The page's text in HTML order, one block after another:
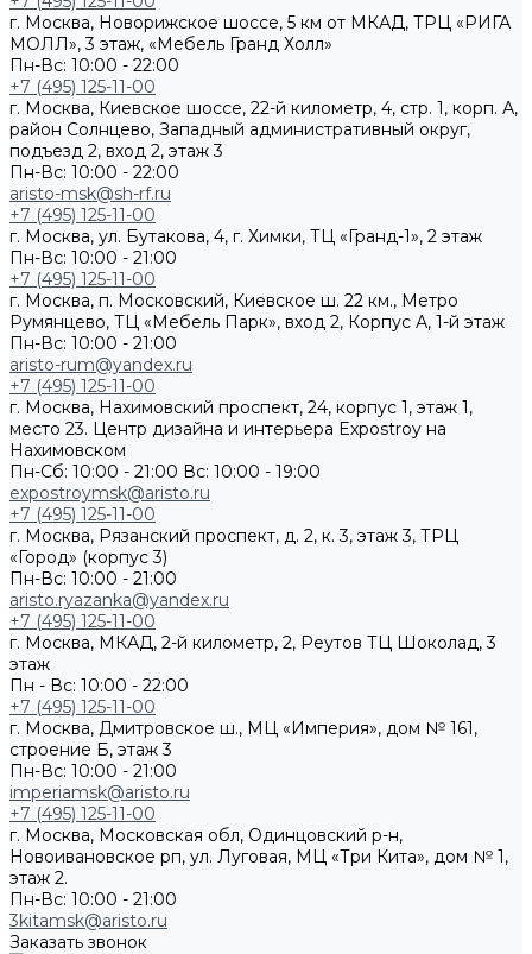
г. Москва, Новорижское шоссе, 5 км от МКАД, ТРЦ «РИГА
МОЛЛ», 3 этаж, «Мебель Гранд Холл»
Пн-Вс: 10:00 - 22:00
+7 (495) 125-11-00
г. Москва, Киевское шоссе, 22-й километр, 4, стр. 1, корп. А,
район Солнцево, Западный административный округ,
подъезд 2, вход 2, этаж 3
Пн-Вс: 10:00 - 22:00
aristo-msk@sh-rf.ru
+7 (495) 125-11-00
г. Москва, ул. Бутакова, 4, г. Химки, ТЦ «Гранд-1», 2 этаж
Пн-Вс: 10:00 - 21:00
+7 (495) 125-11-00
г. Москва, п. Московский, Киевское ш. 22 км., Метро
Румянцево, ТЦ «Мебель Парк», вход 2, Корпус А, 1-й этаж
Пн-Вс: 10:00 - 21:00
aristo-rum@yandex.ru
+7 (495) 125-11-00
г. Москва, Нахимовский проспект, 24, корпус 1, этаж 1,
место 23. Центр дизайна и интерьера Expostroy на
Нахимовском
Пн-Сб: 10:00 - 21:00 Вс: 10:00 - 19:00
expostroymsk@aristo.ru
+7 (495) 125-11-00
г. Москва, Рязанский проспект, д. 2, к. 3, этаж 3, ТРЦ
«Город» (корпус 3)
Пн-Вс: 10:00 - 21:00
aristo.ryazanka@yandex.ru
+7 (495) 125-11-00
г. Москва, МКАД, 2-й километр, 2, Реутов ТЦ Шоколад, 3
этаж
Пн - Вс: 10:00 - 22:00
+7 (495) 125-11-00
г. Москва, Дмитровское ш., МЦ «Империя», дом № 161,
строение Б, этаж 3
Пн-Вс: 10:00 - 21:00
imperiamsk@aristo.ru
+7 (495) 125-11-00
г. Москва, Московская обл, Одинцовский р-н,
Новоивановское рп, ул. Луговая, МЦ «Три Кита», дом № 1,
этаж 2.
Пн-Вс: 10:00 - 21:00
3kitamsk@aristo.ru
Заказать звонок